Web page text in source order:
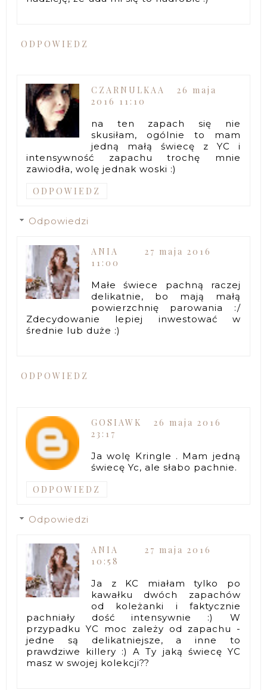
ODPOWIEDZ
CZARNULKAA
26 maja
2016 11:10
na ten zapach się nie
skusiłam, ogólnie to mam
jedną małą świecę z YC i
intensywność zapachu trochę mnie
zawiodła, wolę jednak woski :)
ODPOWIEDZ
Odpowiedzi
ANIA
27 maja 2016
11:00
Małe świece pachną raczej
delikatnie, bo mają małą
powierzchnię parowania :/
Zdecydowanie lepiej inwestować w
średnie lub duże :)
ODPOWIEDZ
GOSIAWK
26 maja 2016
23:17
Ja wolę Kringle . Mam jedną
świecę Yc, ale słabo pachnie.
ODPOWIEDZ
Odpowiedzi
ANIA
27 maja 2016
10:58
Ja z KC miałam tylko po
kawałku dwóch zapachów
od koleżanki i faktycznie
pachniały dość intensywnie :) W
przypadku YC moc zależy od zapachu -
jedne są delikatniejsze, a inne to
prawdziwe killery :) A Ty jaką świecę YC
masz w swojej kolekcji??